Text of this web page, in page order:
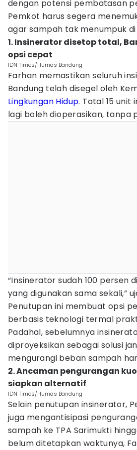
dengan potensi pembatasan
Pemkot harus segera
agar sampah tak menumpuk
1. Insinerator disetop total,
opsi cepat
IDN Times/Humas Bandung
Farhan memastikan seluruh
Bandung telah disegel oleh
Lingkungan Hidup. Total 15 unit
lagi boleh dioperasikan, tanpa
“Insinerator sudah 100 persen
yang digunakan sama sekali,”
Penutupan ini membuat opsi
berbasis teknologi termal
Padahal, sebelumnya
diproyeksikan sebagai solusi
mengurangi beban sampah
2. Ancaman pengurangan
siapkan alternatif
IDN Times/Humas Bandung
Selain penutupan insinerator,
juga mengantisipasi
sampah ke TPA Sarimukti
belum ditetapkan waktunya,